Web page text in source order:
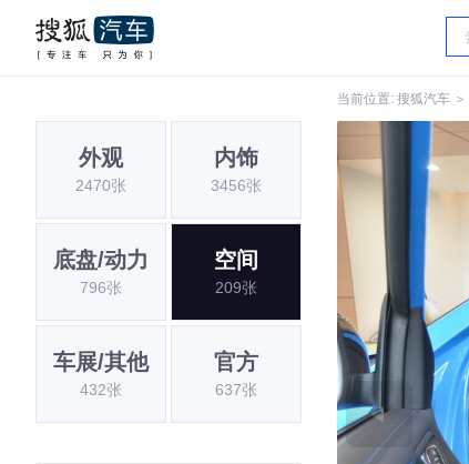
当前位置: 搜狐汽车 ＞
外观
2470张
内饰
3456张
底盘/动力
796张
空间
209张
车展/其他
432张
官方
637张